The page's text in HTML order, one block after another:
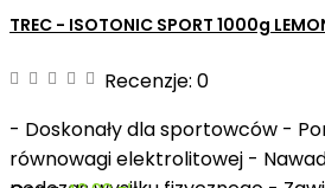
TREC - ISOTONIC SPORT 1000g
Recenzje: 0
- Doskonały dla sportowców -
równowagi elektrolitowej -